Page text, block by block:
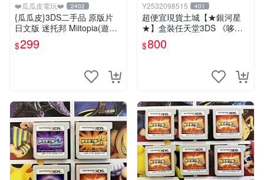
❤️瓜瓜皮電玩❤️ 2402
{瓜瓜皮}3DS二手品 原版片
日文版 迷托邦 Miitopia(遊戲
都能回收)
$299
Y2532098515 401
超便宜現貨土城【★銀河星
★】盒裝任天堂3DS 《哆啦A
夢：大雄的寶島》（Doraem
on: Nobita's Treasure Islan
$800